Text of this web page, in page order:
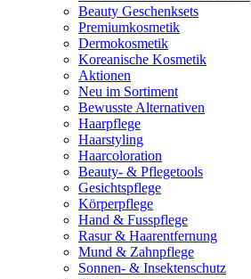
Beauty Geschenksets
Premiumkosmetik
Dermokosmetik
Koreanische Kosmetik
Aktionen
Neu im Sortiment
Bewusste Alternativen
Haarpflege
Haarstyling
Haarcoloration
Beauty- & Pflegetools
Gesichtspflege
Körperpflege
Hand & Fusspflege
Rasur & Haarentfernung
Mund & Zahnpflege
Sonnen- & Insektenschutz